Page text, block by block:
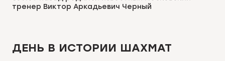
тренер Виктор Аркадьевич Черный
ДЕНЬ В ИСТОРИИ ШАХМАТ